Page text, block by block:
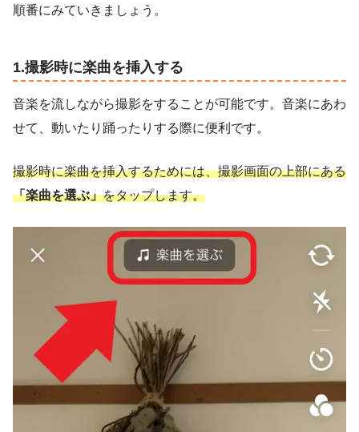
順番にみていきましょう。
1.撮影時に楽曲を挿入する
音楽を流しながら撮影をすることが可能です。音楽にあわ
せて、動いたり踊ったりする際に便利です。
撮影時に楽曲を挿入するためには、撮影画面の上部にある
「楽曲を選ぶ」をタップします。